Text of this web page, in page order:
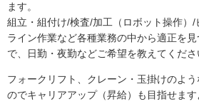
ます。
組立・組付け/検査/加工（ロボット操作）
ライン作業など各種業務の中から適正を
で、日勤・夜勤などご希望を教えてくださ
フォークリフト、クレーン・玉掛けのよ
のでキャリアアップ（昇給）も目指せま